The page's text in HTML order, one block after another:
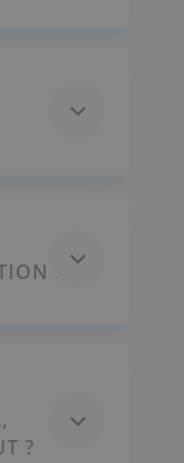
3
3
?
3
?